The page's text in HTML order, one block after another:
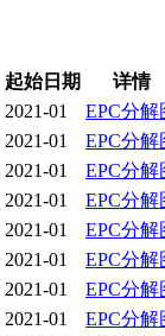
起始日期
详情
2021-01
EPC分解
2021-01
EPC分解
2021-01
EPC分解
2021-01
EPC分解
2021-01
EPC分解
2021-01
EPC分解
2021-01
EPC分解
2021-01
EPC分解